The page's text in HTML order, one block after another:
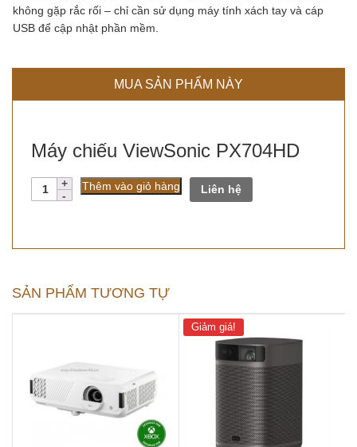
không gặp rắc rối – chỉ cần sử dụng máy tính xách tay và cáp
USB để cập nhật phần mềm.
MUA SẢN PHẨM NÀY
Máy chiếu ViewSonic PX704HD
Số
lượng
Thêm vào giỏ hàng Liên hệ
SẢN PHẨM TƯƠNG TỰ
Giảm giá!